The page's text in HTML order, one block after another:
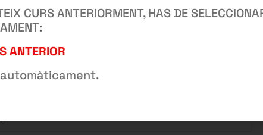
CURS ANTERIORMENT, HAS DE
ANTERIOR